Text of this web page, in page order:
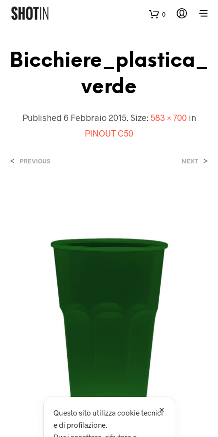
0
Bicchiere_plastica_
Verde
Published 6 Febbraio 2015. Size: 583 × 700in
PINOUT C50
< PREVIOUS NEXT >
✕
Questo sito utilizza cookie tecnici
e di profilazione.